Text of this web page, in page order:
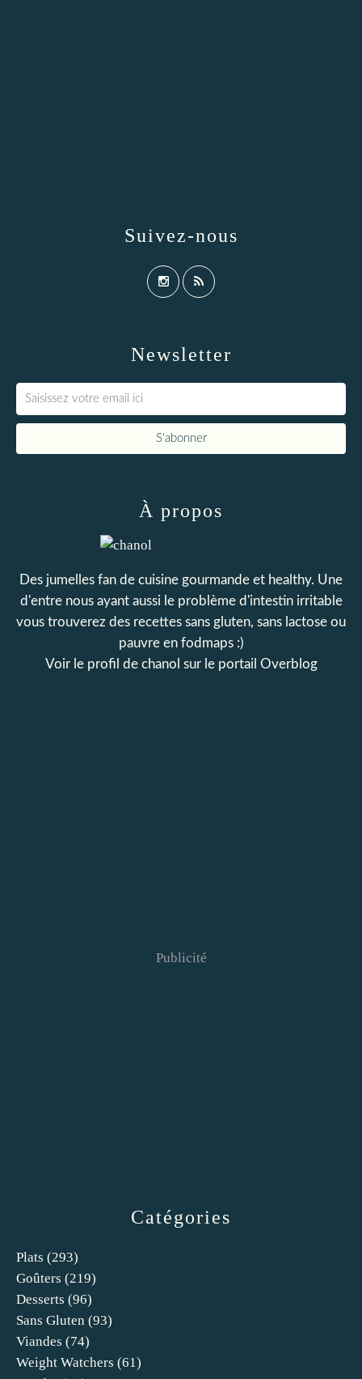
Newsletter
Catégories
Plats (293)
Goûters (219)
Desserts (96)
Sans Gluten (93)
Viandes (74)
Weight Watchers (61)
Suivez-nous
À propos
Des jumelles fan de cuisine gourmande et healthy. Une
d'entre nous ayant aussi le problème d'intestin irritable
vous trouverez des recettes sans gluten, sans lactose ou
pauvre en fodmaps :)
Voir le profil de chanol sur le portail Overblog
Publicité